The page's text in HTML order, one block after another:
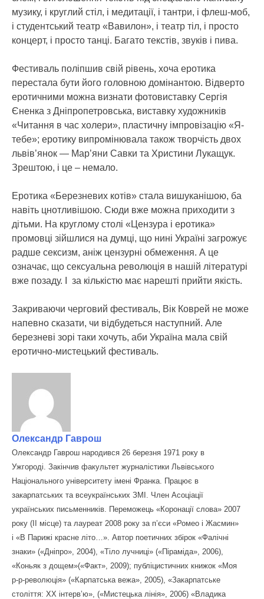
музику, і круглий стіл, і медитації, і тантри, і флеш-моб,
і студентський театр «Вавилон», і театр тіл, і просто
концерт, і просто танці. Багато текстів, звуків і пива.
Фестиваль поліпшив свій рівень, хоча еротика
перестала бути його головною домінантою. Відверто
еротичними можна визнати фотовиставку Сергія
Єненка з Дніпропетровська, виставку художників
«Читання в час холери», пластичну імпровізацію «Я-
тебе»; еротику випромінювала також творчість двох
львів’янок — Мар’яни Савки та Христини Лукащук.
Зрештою, і це – немало.
Еротика «Березневих котів» стала вишуканішою, ба
навіть цнотливішою. Сюди вже можна приходити з
дітьми. На круглому столі «Цензура і еротика»
промовці зійшлися на думці, що нині Україні загрожує
радше сексизм, аніж цензурні обмеження. А це
означає, що сексуальна революція в нашій літературі
вже позаду. І за кількістю має нарешті прийти якість.
Закриваючи черговий фестиваль, Вік Коврей не може
напевно сказати, чи відбудеться наступний. Але
березневі зорі таки хочуть, аби Україна мала свій
еротично-мистецький фестиваль.
Олександр Гаврош
Олександр Гаврош народився 26 березня 1971 року в
Ужгороді. Закінчив факультет журналістики Львівського
Національного університету імені Франка. Працює в
закарпатських та всеукраїнських ЗМІ. Член Асоціації
українських письменників. Переможець «Коронації слова» 2007
року (ІІ місце) та лауреат 2008 року за п’єси «Ромео і Жасмин»
і «В Парижі красне літо…». Автор поетичних збірок «Фалічні
знаки» («Дніпро», 2004), «Тіло лучниці» («Піраміда», 2006),
«Коньяк з дощем»(«Факт», 2009); публіцистичних книжок «Моя
р-р-революція» («Карпатська вежа», 2005), «Закарпатське
століття: ХХ інтерв’ю», («Мистецька лінія», 2006) «Владика